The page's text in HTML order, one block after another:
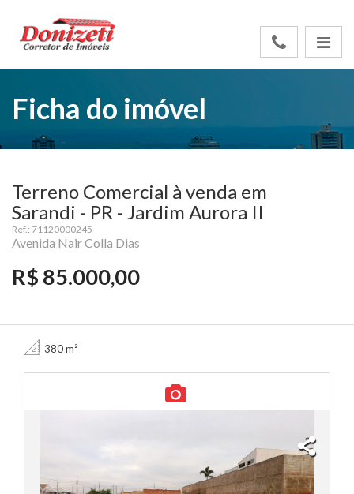
Ficha do imóvel
Terreno Comercial à venda em
Sarandi - PR - Jardim Aurora II
Ref.: 71120000245
Avenida Nair Colla Dias
R$ 85.000,00
380 m²